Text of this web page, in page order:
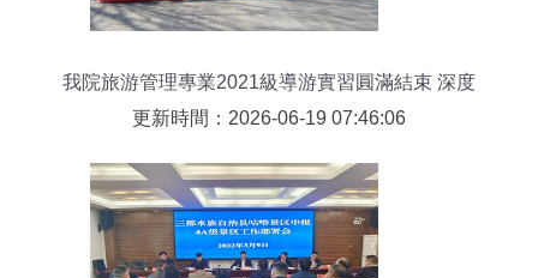
我院旅游管理專業2021級導游實習圓滿結束 深度
探索景區管理水平升維之道
更新時間：2026-06-19 07:46:06